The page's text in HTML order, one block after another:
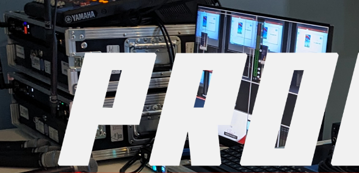
Skip to main content Skip to